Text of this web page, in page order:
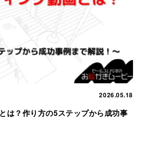
2026.05.18
は？作り方の5ステップから成功事